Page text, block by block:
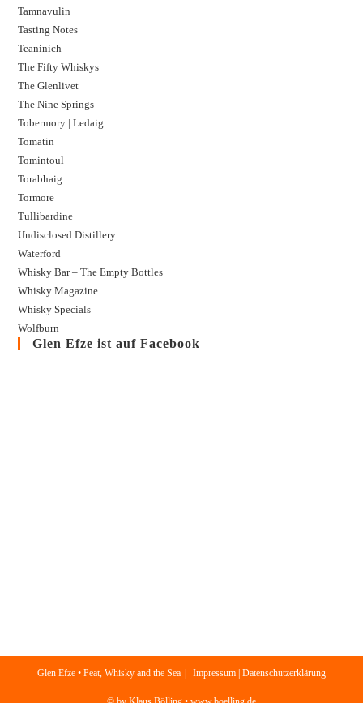
Tamnavulin
Tasting Notes
Teaninich
The Fifty Whiskys
The Glenlivet
The Nine Springs
Tobermory | Ledaig
Tomatin
Tomintoul
Torabhaig
Tormore
Tullibardine
Undisclosed Distillery
Waterford
Whisky Bar – The Empty Bottles
Whisky Magazine
Whisky Specials
Wolfburn
Glen Efze ist auf Facebook
Glen Efze • Peat, Whisky and the Sea Impressum | Datenschutzerklärung